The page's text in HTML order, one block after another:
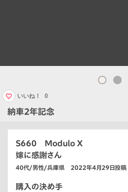
納車2年記念
いいね！ 0
S660 Modulo X
嫁に感謝さん
40代/男性/兵庫県 2022年4月29日投稿
購入の決め手